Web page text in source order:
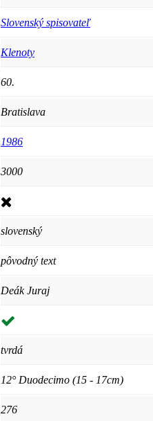
Slovenský spisovateľ
Klenoty
60.
Bratislava
1986
3000
slovenský
pôvodný text
Deák Juraj
tvrdá
12° Duodecimo (15 - 17cm)
276